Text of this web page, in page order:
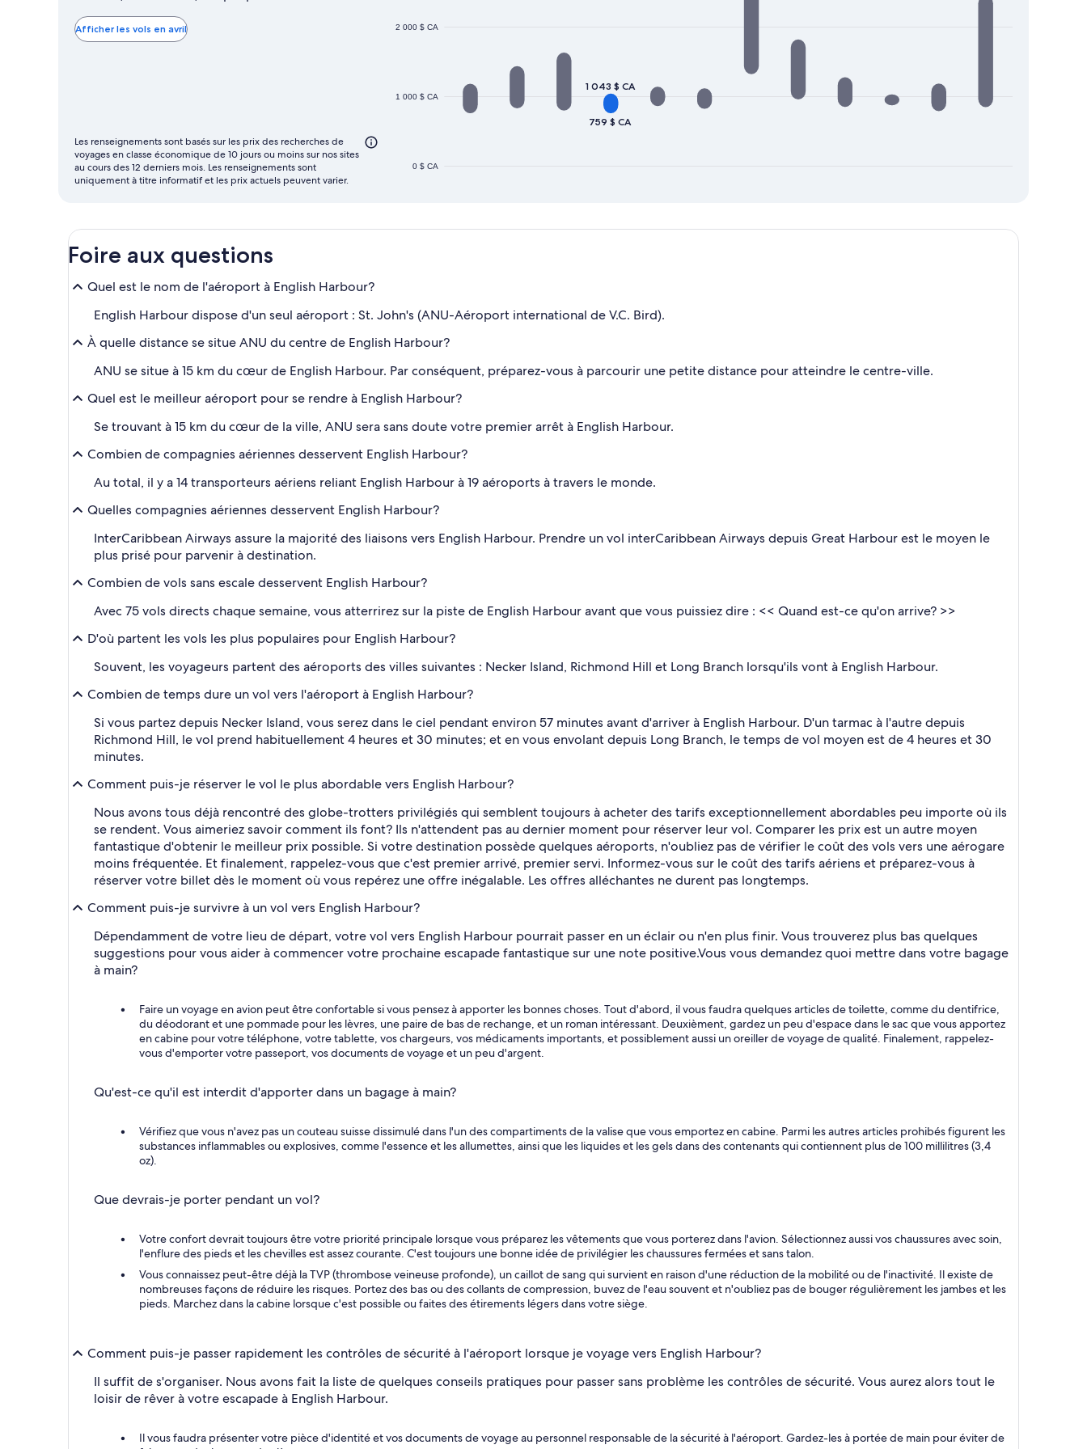
sont
les
moins
Afficher les vols en avril
0 $ CA
1 000 $ CA
2 000 $ CA
759 $ CA
1 043 $ CA
Les renseignements sont basés sur les prix des recherches de
voyages en classe économique de 10 jours ou moins sur nos sites
au cours des 12 derniers mois. Les renseignements sont
uniquement à titre informatif et les prix actuels peuvent varier.
Foire aux questions
Quel est le nom de l'aéroport à English Harbour?
English Harbour dispose d'un seul aéroport : St. John's (ANU-Aéroport international de V.C. Bird).
À quelle distance se situe ANU du centre de English Harbour?
ANU se situe à 15 km du cœur de English Harbour. Par conséquent, préparez-vous à parcourir une petite distance pour atteindre le centre-ville.
Quel est le meilleur aéroport pour se rendre à English Harbour?
Se trouvant à 15 km du cœur de la ville, ANU sera sans doute votre premier arrêt à English Harbour.
Combien de compagnies aériennes desservent English Harbour?
Au total, il y a 14 transporteurs aériens reliant English Harbour à 19 aéroports à travers le monde.
Quelles compagnies aériennes desservent English Harbour?
InterCaribbean Airways assure la majorité des liaisons vers English Harbour. Prendre un vol interCaribbean Airways depuis Great Harbour est le moyen le
plus prisé pour parvenir à destination.
Combien de vols sans escale desservent English Harbour?
Avec 75 vols directs chaque semaine, vous atterrirez sur la piste de English Harbour avant que vous puissiez dire : << Quand est-ce qu'on arrive? >>
D'où partent les vols les plus populaires pour English Harbour?
Souvent, les voyageurs partent des aéroports des villes suivantes : Necker Island, Richmond Hill et Long Branch lorsqu'ils vont à English Harbour.
Combien de temps dure un vol vers l'aéroport à English Harbour?
Si vous partez depuis Necker Island, vous serez dans le ciel pendant environ 57 minutes avant d'arriver à English Harbour. D'un tarmac à l'autre depuis
Richmond Hill, le vol prend habituellement 4 heures et 30 minutes; et en vous envolant depuis Long Branch, le temps de vol moyen est de 4 heures et 30
minutes.
Comment puis-je réserver le vol le plus abordable vers English Harbour?
Nous avons tous déjà rencontré des globe-trotters privilégiés qui semblent toujours à acheter des tarifs exceptionnellement abordables peu importe où ils
se rendent. Vous aimeriez savoir comment ils font? Ils n'attendent pas au dernier moment pour réserver leur vol. Comparer les prix est un autre moyen
fantastique d'obtenir le meilleur prix possible. Si votre destination possède quelques aéroports, n'oubliez pas de vérifier le coût des vols vers une aérogare
moins fréquentée. Et finalement, rappelez-vous que c'est premier arrivé, premier servi. Informez-vous sur le coût des tarifs aériens et préparez-vous à
réserver votre billet dès le moment où vous repérez une offre inégalable. Les offres alléchantes ne durent pas longtemps.
Comment puis-je survivre à un vol vers English Harbour?
Dépendamment de votre lieu de départ, votre vol vers English Harbour pourrait passer en un éclair ou n'en plus finir. Vous trouverez plus bas quelques
suggestions pour vous aider à commencer votre prochaine escapade fantastique sur une note positive.Vous vous demandez quoi mettre dans votre bagage
à main?
Faire un voyage en avion peut être confortable si vous pensez à apporter les bonnes choses. Tout d'abord, il vous faudra quelques articles de toilette, comme du dentifrice,
du déodorant et une pommade pour les lèvres, une paire de bas de rechange, et un roman intéressant. Deuxièment, gardez un peu d'espace dans le sac que vous apportez
en cabine pour votre téléphone, votre tablette, vos chargeurs, vos médicaments importants, et possiblement aussi un oreiller de voyage de qualité. Finalement, rappelez-
vous d'emporter votre passeport, vos documents de voyage et un peu d'argent.
Qu'est-ce qu'il est interdit d'apporter dans un bagage à main?
Vérifiez que vous n'avez pas un couteau suisse dissimulé dans l'un des compartiments de la valise que vous emportez en cabine. Parmi les autres articles prohibés figurent les
substances inflammables ou explosives, comme l'essence et les allumettes, ainsi que les liquides et les gels dans des contenants qui contiennent plus de 100 millilitres (3,4
oz).
Que devrais-je porter pendant un vol?
Votre confort devrait toujours être votre priorité principale lorsque vous préparez les vêtements que vous porterez dans l'avion. Sélectionnez aussi vos chaussures avec soin,
l'enflure des pieds et les chevilles est assez courante. C'est toujours une bonne idée de privilégier les chaussures fermées et sans talon.
Vous connaissez peut-être déjà la TVP (thrombose veineuse profonde), un caillot de sang qui survient en raison d'une réduction de la mobilité ou de l'inactivité. Il existe de
nombreuses façons de réduire les risques. Portez des bas ou des collants de compression, buvez de l'eau souvent et n'oubliez pas de bouger régulièrement les jambes et les
pieds. Marchez dans la cabine lorsque c'est possible ou faites des étirements légers dans votre siège.
Comment puis-je passer rapidement les contrôles de sécurité à l'aéroport lorsque je voyage vers English Harbour?
Il suffit de s'organiser. Nous avons fait la liste de quelques conseils pratiques pour passer sans problème les contrôles de sécurité. Vous aurez alors tout le
loisir de rêver à votre escapade à English Harbour.
Il vous faudra présenter votre pièce d'identité et vos documents de voyage au personnel responsable de la sécurité à l'aéroport. Gardez-les à portée de main pour éviter de